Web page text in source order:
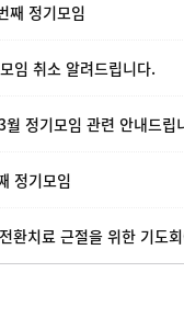
째 정기모임
임 취소 알려드립니다.
정기모임 관련 안내드립
정기모임
환치료 근절을 위한 기도